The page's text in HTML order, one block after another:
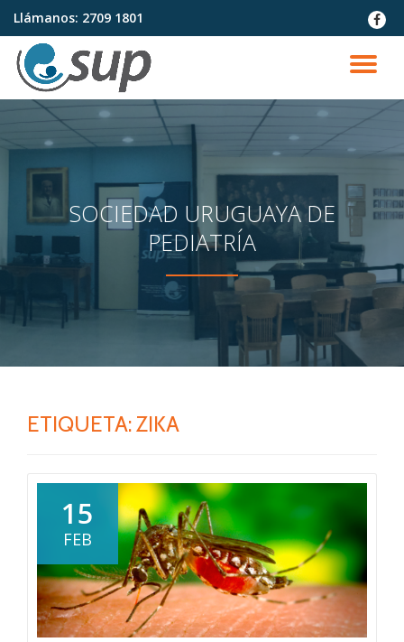
Saltar
contenido
Llámanos: 2709 1801
fa-
SOCIEDAD URUGUAYA DE
PEDIATRÍA
ETIQUETA:ZIKA
15
FEB